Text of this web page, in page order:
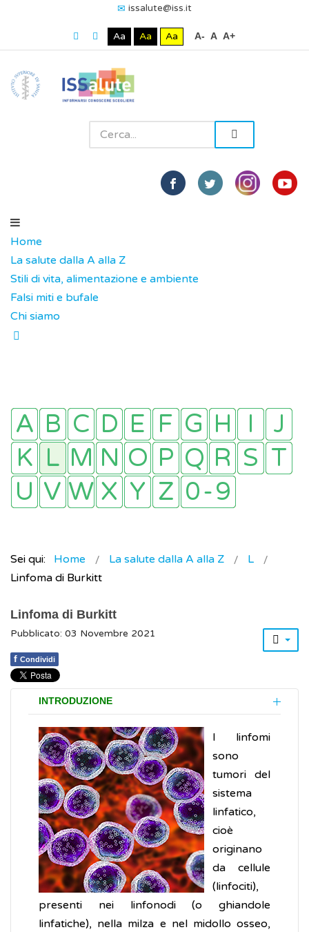
issalute@iss.it
Aa Aa Aa A- A A+
Home
La salute dalla A alla Z
Stili di vita, alimentazione e ambiente
Falsi miti e bufale
Chi siamo
Sei qui: Home La salute dalla A alla Z
L
Linfoma di Burkitt
Linfoma di Burkitt
Pubblicato: 03 Novembre 2021
f Condividi
INTRODUZIONE
I linfomi
sono
tumori del
sistema
linfatico,
cioè
originano
da cellule
(linfociti),
presenti nei linfonodi (o ghiandole
linfatiche), nella milza e nel midollo osseo,